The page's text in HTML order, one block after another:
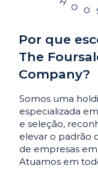
Por que
The
Company?
Somos uma
especializada
e seleção,
elevar o padrão
de empresas
Atuamos em